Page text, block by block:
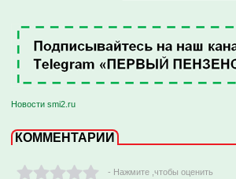
Новости smi2.ru
КОММЕНТАРИИ
- Нажмите ,чтобы оценить